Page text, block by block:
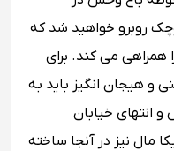
روبرو خواهید شد که
می ‌کند. برای
و هیجان انگیز باید به
انتهای خیابان
مال نیز در آنجا ساخته